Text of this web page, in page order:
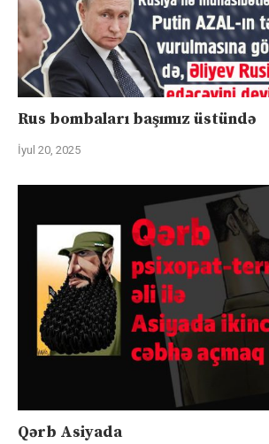
Rus bombaları başımız üstündə
İyul 20, 2025
Qərb Asiyada